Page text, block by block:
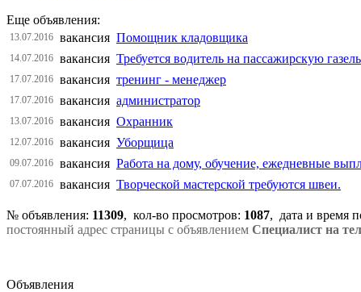
Еще объявления:
13.07.2016 вакансия Помощник кладовщика
14.07.2016 вакансия Требуется водитель на пассажирскую газель
17.07.2016 вакансия тренинг - менеджер
17.07.2016 вакансия администратор
13.07.2016 вакансия Охранник
12.07.2016 вакансия Уборщица
09.07.2016 вакансия Работа на дому, обучение, ежедневные
07.07.2016 вакансия Творческой мастерской требуются швеи.
№ объявления: 11309, кол-во просмотров: 1087, дата и время
постоянный адрес страницы с объявлением Специалист на
Объявления